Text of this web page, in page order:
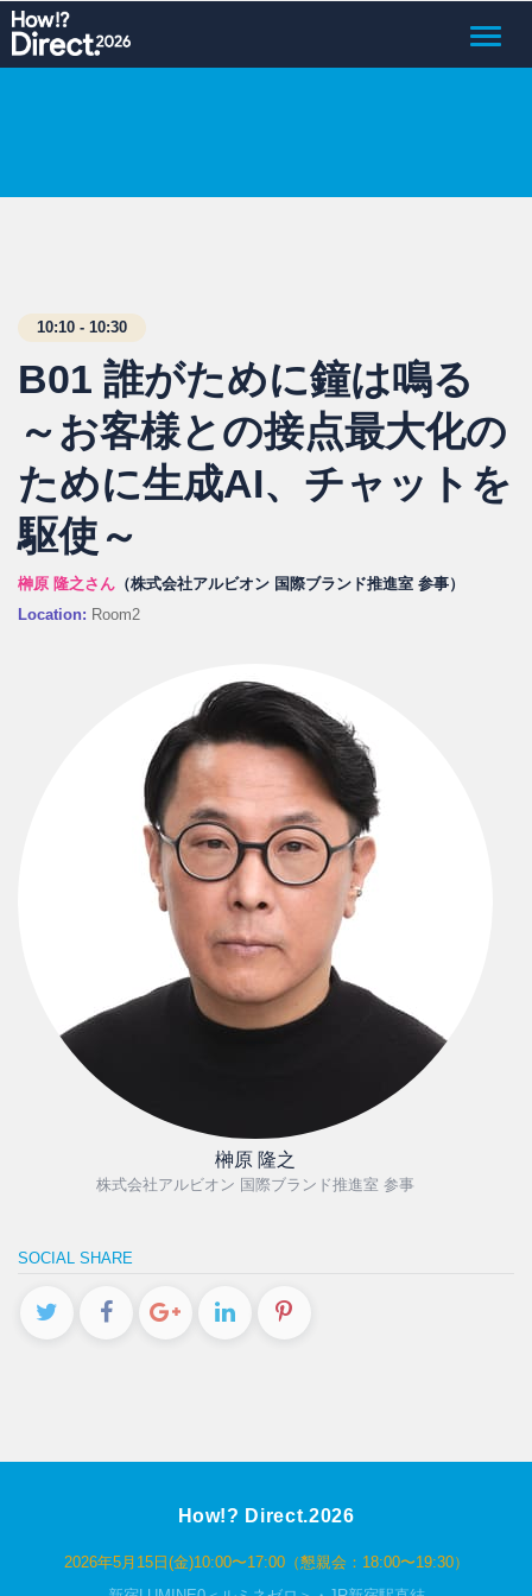
Toggle
10:10 - 10:30
B01 誰がために鐘は鳴る
～お客様との接点最大化の
ために生成AI、チャットを
駆使～
榊原 隆之さん （株式会社アルビオン 国際ブランド推進室 参事）
Location: Room2
榊原 隆之
株式会社アルビオン 国際ブランド推進室 参事
SOCIAL SHARE
How!? Direct.2026
2026年5月15日(金)10:00〜17:00（懇親会：18:00〜19:30）